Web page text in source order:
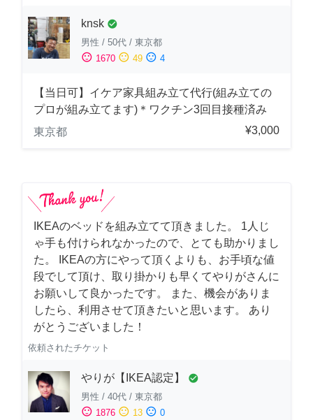
knsk check_circle
男性 / 50代 / 東京都
sentiment_satisfied 1670 sentiment_neutral 49 sentiment_dissatisfied 4
【当日可】イケア家具組み立て代行(組み立ての
プロが組み立てます)＊ワクチン3回目接種済み
東京都
¥3,000
IKEAのベッドを組み立てて頂きました。 1人じ
ゃ手も付けられなかったので、とても助かりまし
た。 IKEAの方にやって頂くよりも、お手頃な値
段でして頂け、取り掛かりも早くてやりがさんに
お願いして良かったです。 また、機会がありま
したら、利用させて頂きたいと思います。 あり
がとうございました！
依頼されたチケット
やりが【IKEA認定】 check_circle
男性 / 40代 / 東京都
sentiment_satisfied 1876 sentiment_neutral 13 sentiment_dissatisfied 0